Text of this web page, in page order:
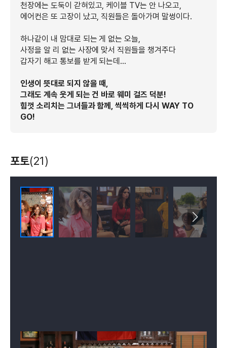
천장에는 도둑이 갇혀있고, 케이블 TV는 안 나오고,
에어컨은 또 고장이 났고, 직원들은 돌아가며 말썽이다.
하나같이 내 맘대로 되는 게 없는 오늘,
사정을 알 리 없는 사장에 맞서 직원들을 챙겨주다
갑자기 해고 통보를 받게 되는데…
인생이 뜻대로 되지 않을 때,
그래도 계속 웃게 되는 건 바로 웨미 걸즈 덕분!
힘껏 소리치는 그녀들과 함께, 씩씩하게 다시 WAY TO
GO!
포토(21)